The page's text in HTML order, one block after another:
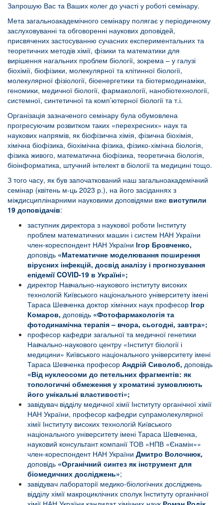
Запрошую Вас та Ваших колег до участі у роботі семінару.
Мета загальноакадемічного семінару полягає у періодичному
заслуховуванні та обговоренні наукових доповідей,
присвячених застосуванню сучасних експериментальних та
теоретичних методів хімії, фізики та математики для
вирішення нагальних проблем біології, зокрема – у галузі
біохімії, біофізики, молекулярної та клітинної біології,
молекулярної фізіології, біоенергетики та біотермодинаміки,
геномики, медичної біології, фармакології, нанобіотехнології,
системної, синтетичної та комп’ютерної біології та т.і.
Організація зазначеного семінару була обумовлена
прогресуючим розвитком таких «перехресних» наук та
наукових напрямів, як біофізична хімія, фізична біохімія,
хімічна біофізика, біохімічна фізика, фізико-хімічна біологія,
фізика живого, математична біофізика, теоретична біологія,
біоінформатика, штучний інтелект в біології та медицині тощо.
З того часу, як був започаткований наш загальноакадемічний
семінар (квітень м-ць 2023 р.), на його засіданнях з
міждисциплінарними науковими доповідями вже виступили
19 доповідачів:
заступник директора з наукової роботи Інституту
проблем математичних машин і систем НАН України
член-кореспондент НАН України Ігор Бровченко,
доповідь «Математичне моделювання поширення
вірусних інфекцій, досвід аналізу і прогнозування
епідемії COVID-19 в Україні»;
директор Навчально-наукового інституту високих
технологій Київського національного університету імені
Тараса Шевченка доктор хімічних наук професор Ігор
Комаров, доповідь «Фотофармакологія та
фотодинамічна терапія – вчора, сьогодні, завтра»;
професор кафедри загальної та медичної генетики
Навчально-наукового центру «Інститут біології і
медицини» Київського національного університету імені
Тараса Шевченка професор Андрій Сиволоб, доповідь
«Від нуклеосоми до петельних фрагментів: як
топологичні обмеження у хроматині зумовлюють
його унікальні властивості»;
завідувач відділу медичної хімії Інституту органічної хімії
НАН України, професор кафедри супрамолекулярної
хімії Інституту високих технологій Київського
національного університету імені Тараса Шевченка,
науковий консультант компанії ТОВ «НПВ «Єнамін»»
член-кореспондент НАН України Дмитро Волочнюк,
доповідь «Органічний синтез як інструмент для
біомедичних досліджень»;
завідувач лабораторії медико-біологічних досліджень
відділу хімії макроциклічних сполук Інституту органічної